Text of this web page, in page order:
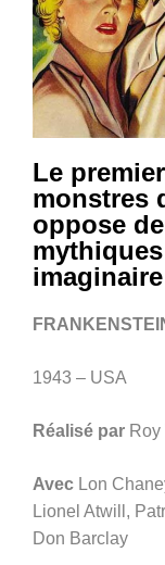
Le
monstres
oppose
imaginaire
1943 – USA
Réalisé par Roy
Avec Lon
Lionel Atwill,
Don Barclay